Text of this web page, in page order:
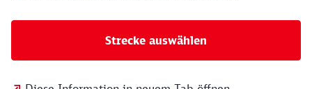
Strecke auswählen